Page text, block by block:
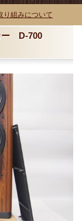
り組みについて
ー D-700